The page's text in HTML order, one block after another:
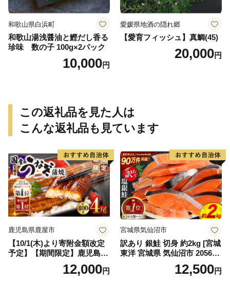
和歌山県白浜町
和歌山湯浅醤油と鰹だし香る
珍味 数の子 100g×2パック
10,000円
愛媛県地酒の隠れ郷
【愛育フィッシュ】真鯛(45)
20,000円
この返礼品を見た人は
こんな返礼品も見ています
鹿児島県鹿屋市
【10/1(木)より寄附金額改定
予定】【期間限定】鹿児島県
大隅産うなぎ蒲焼4尾（400
g） KN007-02312,000円
宮城県気仙沼市
訳あり 銀鮭 切身 約2kg [宮城
東洋 宮城県 気仙沼市 205649
91] 鮭 魚介類 海鮮 訳アリ 規
格外 不揃い さけ サケ 鮭切身
12,500円